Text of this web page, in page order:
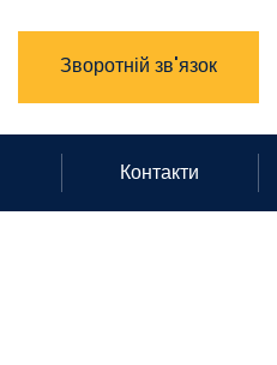
Зворотній зв'язок
Контакти